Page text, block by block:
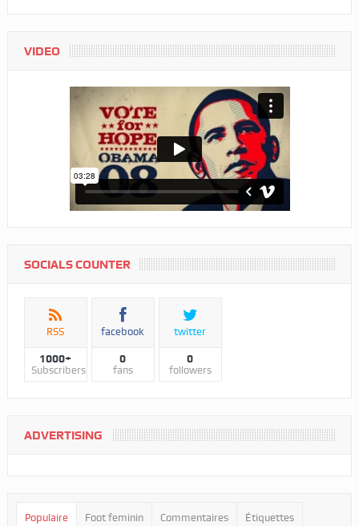
VIDEO
SOCIALS COUNTER
RSS
1000+
Subscribers
facebook
0
fans
twitter
0
followers
ADVERTISING
Populaire Foot feminin Commentaires Étiquettes